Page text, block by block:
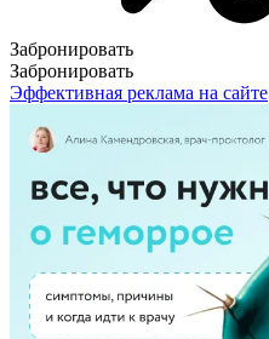
Забронировать
Забронировать
Эффективная реклама на сайте